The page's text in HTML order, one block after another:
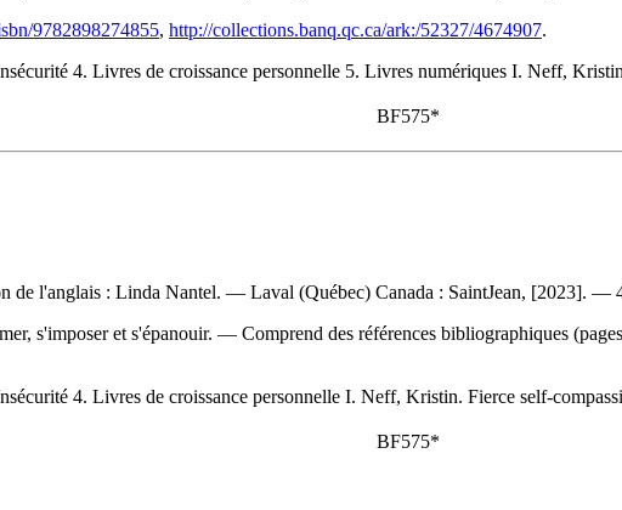
9782898274855, http://collections.banq.qc.ca/ark:/52327/4674907.
4. Livres de croissance personnelle 5. Livres numériques I. Neff,
BF575*
de l'anglais : Linda Nantel. — Laval (Québec) Canada : SaintJean, [2023]. —
s'imposer et s'épanouir. — Comprend des références bibliographiques
4. Livres de croissance personnelle I. Neff, Kristin. Fierce self-
BF575*